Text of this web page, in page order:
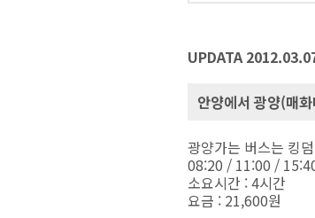
UPDATA
안양에서 광양(매
광양가는 버스는 킹
08:20 / 11:00 /
소요시간 : 4시간
요금 : 21,600원